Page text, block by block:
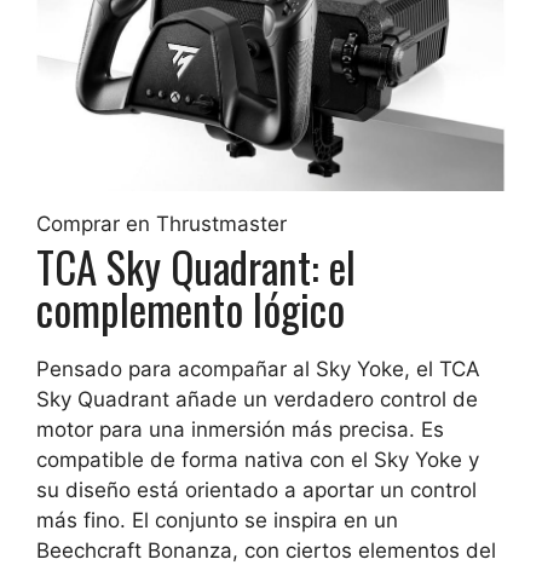
Comprar en Thrustmaster
TCA Sky Quadrant: el
complemento lógico
Pensado para acompañar al Sky Yoke, el TCA
Sky Quadrant añade un verdadero control de
motor para una inmersión más precisa. Es
compatible de forma nativa con el Sky Yoke y
su diseño está orientado a aportar un control
más fino. El conjunto se inspira en un
Beechcraft Bonanza, con ciertos elementos del